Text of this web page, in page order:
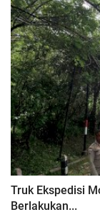
Truk Ekspedisi
Berlakukan...